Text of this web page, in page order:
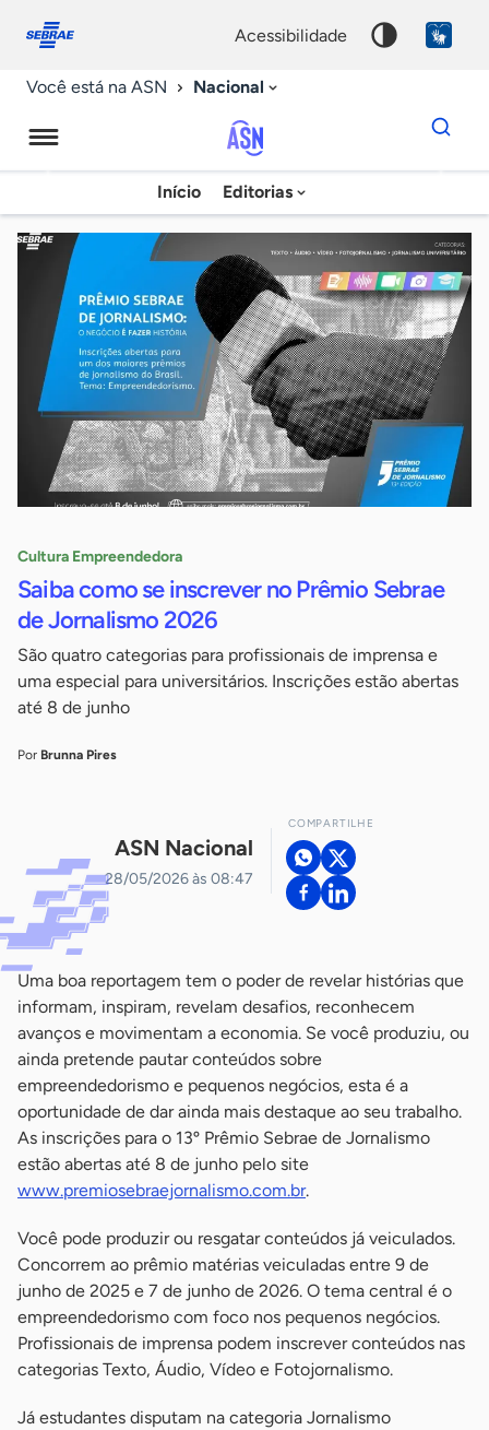
conosco
acessibilidade
Você está na ASN Nacional
Agência
Sebrae
de
Notícias
Início Editorias
Dados
para
chave
Cultura Empreendedora
Saiba como se inscrever no Prêmio Sebrae
de Jornalismo 2026
São quatro categorias para profissionais de imprensa e
uma especial para universitários. Inscrições estão abertas
até 8 de junho
Por Brunna Pires
ASN Nacional
28/05/2026 às 08:47
COMPARTILHE
Uma boa reportagem tem o poder de revelar histórias que
informam, inspiram, revelam desafios, reconhecem
avanços e movimentam a economia. Se você produziu, ou
ainda pretende pautar conteúdos sobre
empreendedorismo e pequenos negócios, esta é a
oportunidade de dar ainda mais destaque ao seu trabalho.
As inscrições para o 13º Prêmio Sebrae de Jornalismo
estão abertas até 8 de junho pelo site
www.premiosebraejornalismo.com.br.
Você pode produzir ou resgatar conteúdos já veiculados.
Concorrem ao prêmio matérias veiculadas entre 9 de
junho de 2025 e 7 de junho de 2026. O tema central é o
empreendedorismo com foco nos pequenos negócios.
Profissionais de imprensa podem inscrever conteúdos nas
categorias Texto, Áudio, Vídeo e Fotojornalismo.
Já estudantes disputam na categoria Jornalismo